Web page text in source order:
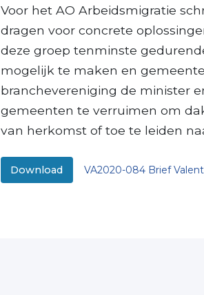
Voor het AO Arbeidsmigratie
dragen voor concrete
deze groep tenminste
mogelijk te maken en
branchevereniging de minister
gemeenten te verruimen om
van herkomst of toe te leiden
VA2020-084 Brief
Download